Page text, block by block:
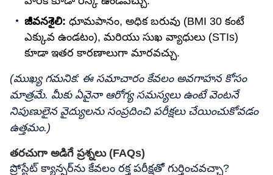
జీవనశైలి: ధూమపానం, అధిక బరువు (BMI 30 కంటే
ఎక్కువ ఉండటం), మరియు సుఖ వ్యాధులు (STIs)
కూడా ఇతర కారణాలుగా మారవచ్చు.
(ముఖ్య గమనిక: ఈ సమాచారం కేవలం అవగాహన కోసం
మాత్రమే. మీకు ఏవైనా ఆరోగ్య సమస్యలు ఉంటే వెంటనే
నిపుణులైన వైద్యులను సంప్రదించి పరీక్షలు చేయించుకోవడం
ఉత్తమం.)
తరచుగా అడిగే ప్రశ్నలు (FAQs)
ప్రోస్టేట్ క్యాన్సర్‌ను కేవలం రక్త పరీక్షతో గుర్తించవచ్చా?